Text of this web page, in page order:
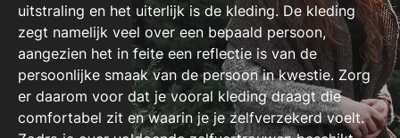
uitstraling en het uiterlijk is de kleding. De kleding
zegt namelijk veel over een bepaald persoon,
aangezien het in feite een reflectie is van de
persoonlijke smaak van de persoon in kwestie. Zorg
er daarom voor dat je vooral kleding draagt die
comfortabel zit en waarin je je zelfverzekerd voelt.